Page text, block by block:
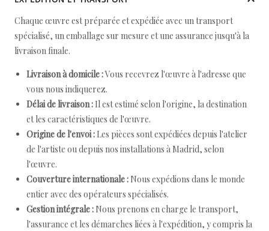
Chaque œuvre est préparée et expédiée avec un transport
spécialisé, un emballage sur mesure et une assurance jusqu'à la
livraison finale.
Livraison à domicile :Vous recevrez l'œuvre à l'adresse que
vous nous indiquerez.
Délai de livraison : Il est estimé selon l'origine, la destination
et les caractéristiques de l'œuvre.
Origine de l'envoi : Les pièces sont expédiées depuis l'atelier
de l'artiste ou depuis nos installations à Madrid, selon
l'œuvre.
Couverture internationale : Nous expédions dans le monde
entier avec des opérateurs spécialisés.
Gestion intégrale : Nous prenons en charge le transport,
l'assurance et les démarches liées à l'expédition, y compris la